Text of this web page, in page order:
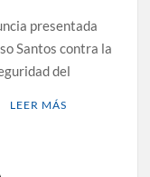
presentada
Santos contra la
del
LEER MÁS